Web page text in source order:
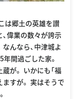
は郷土の英雄を讃
偉業の数々が誇示
んなら、中津城よ
間過ごした家。
が。 いかにも「福
ますが。 実はそうで